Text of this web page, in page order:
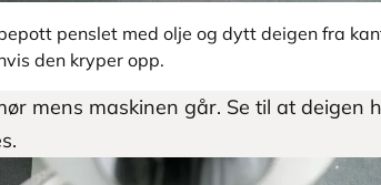
penslet med olje og dytt deigen fra
den kryper opp.
mens maskinen går. Se til at deigen